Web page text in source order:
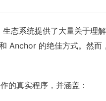
态系统提供了大量关于理
Anchor 的绝佳方式。然而
的真实程序，并涵盖：